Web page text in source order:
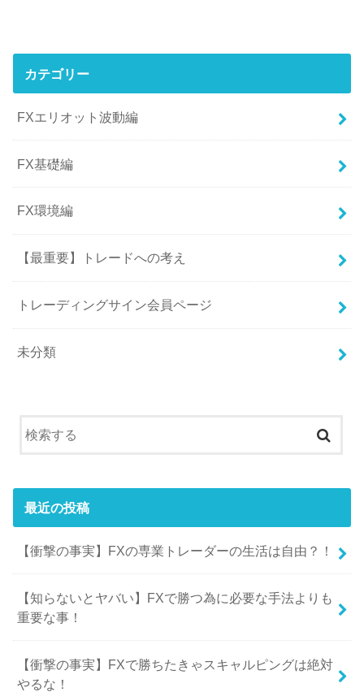
カテゴリー
FXエリオット波動編
FX基礎編
FX環境編
【最重要】トレードへの考え
トレーディングサイン会員ページ
未分類
最近の投稿
【衝撃の事実】FXの専業トレーダーの生活は自由？！
【知らないとヤバい】FXで勝つ為に必要な手法よりも
重要な事！
【衝撃の事実】FXで勝ちたきゃスキャルピングは絶対
やるな！